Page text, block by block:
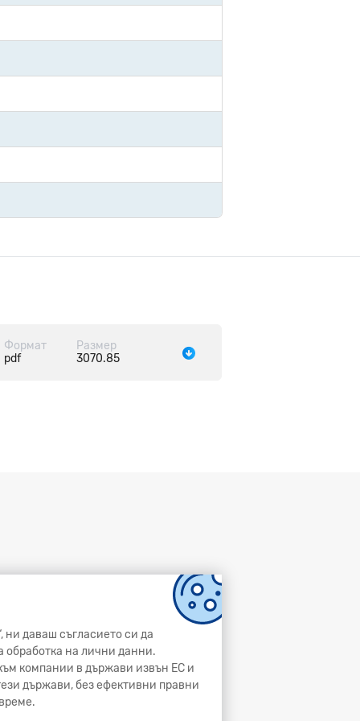
ни даваш съгласието си да
обработка на лични данни.
компании в държави извън ЕС и
държави, без ефективни правни
Формат
pdf
Размер
3070.85